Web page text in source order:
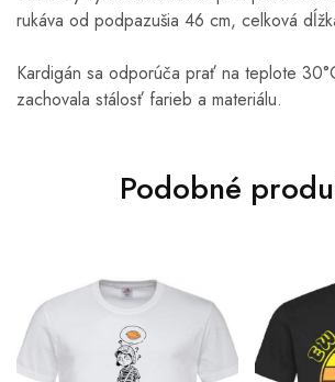
rukáva od podpazušia 46 cm, celková
Kardigán sa odporúča prať na teplote
zachovala stálosť farieb a materiálu.
Podobné